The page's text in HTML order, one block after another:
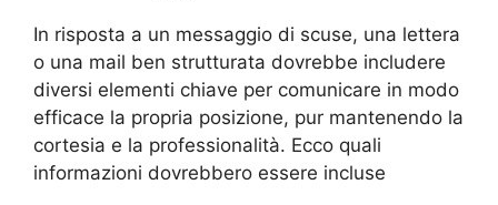
In risposta a un messaggio di scuse, una lettera
o una mail ben strutturata dovrebbe includere
diversi elementi chiave per comunicare in modo
efficace la propria posizione, pur mantenendo la
cortesia e la professionalità. Ecco quali
informazioni dovrebbero essere incluse